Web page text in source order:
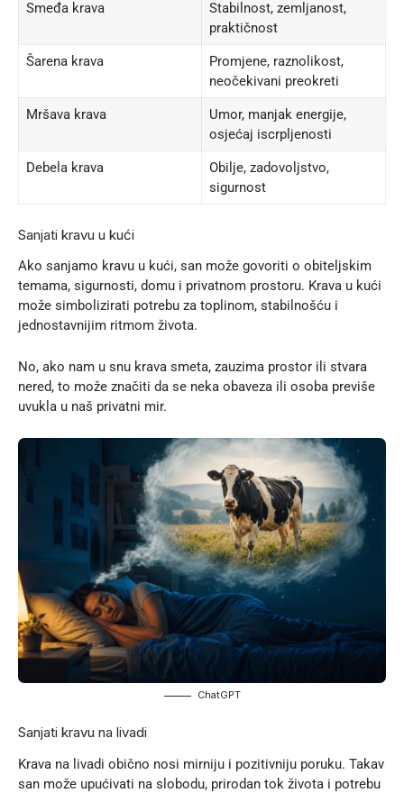
Smeđa krava
Stabilnost, zemljanost,
praktičnost
Šarena krava
Promjene, raznolikost,
neočekivani preokreti
Mršava krava
Umor, manjak energije,
osjećaj iscrpljenosti
Debela krava
Obilje, zadovoljstvo,
sigurnost
Sanjati kravu u kući
Ako sanjamo kravu u kući, san može govoriti o obiteljskim
temama, sigurnosti, domu i privatnom prostoru. Krava u kući
može simbolizirati potrebu za toplinom, stabilnošću i
jednostavnijim ritmom života.
No, ako nam u snu krava smeta, zauzima prostor ili stvara
nered, to može značiti da se neka obaveza ili osoba previše
uvukla u naš privatni mir.
ChatGPT
Sanjati kravu na livadi
Krava na livadi obično nosi mirniju i pozitivniju poruku. Takav
san može upućivati na slobodu, prirodan tok života i potrebu